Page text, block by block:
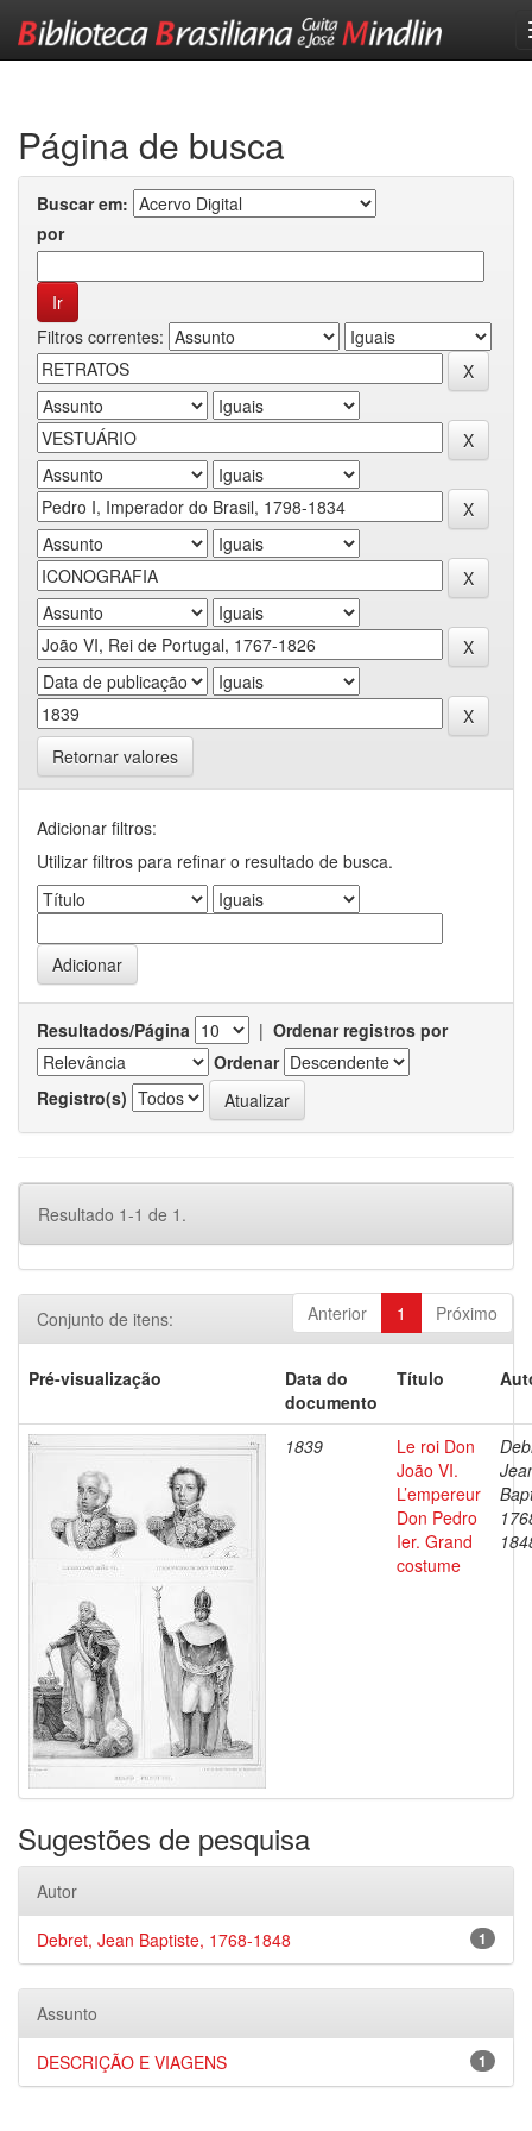
Página de busca
Buscar em:
por
Filtros correntes:
Retornar valores
Adicionar filtros:
Utilizar filtros para refinar o resultado de busca.
Resultados/Página | Ordenar registros por
Ordenar
Registro(s)
Resultado 1-1 de 1.
Anterior 1 Próximo
Conjunto de itens:
Pré-visualização
Data do
documento
Título
1839
Le roi Don
João VI.
L’empereur
Don Pedro
Ier. Grand
costume
Sugestões de pesquisa
Autor
1
Debret, Jean Baptiste, 1768-1848
Assunto
1
DESCRIÇÃO E VIAGENS